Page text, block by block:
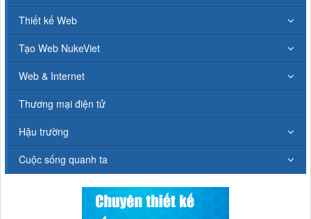
Thiết kế Web
Tạo Web NukeViet
Web & Internet
Thương mại điện tử
Hậu trường
Cuộc sống quanh ta